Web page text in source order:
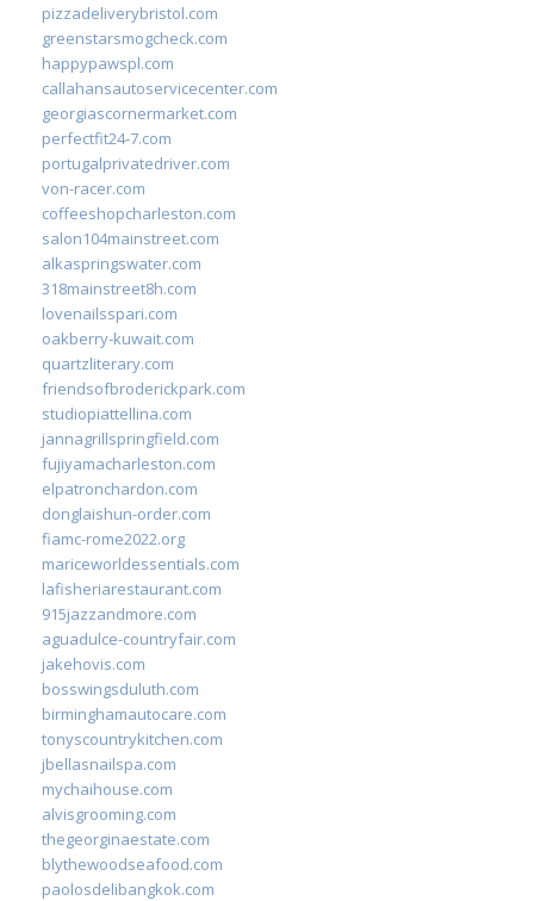
pizzadeliverybristol.com
greenstarsmogcheck.com
happypawspl.com
callahansautoservicecenter.com
georgiascornermarket.com
perfectfit24-7.com
portugalprivatedriver.com
von-racer.com
coffeeshopcharleston.com
salon104mainstreet.com
alkaspringswater.com
318mainstreet8h.com
lovenailsspari.com
oakberry-kuwait.com
quartzliterary.com
friendsofbroderickpark.com
studiopiattellina.com
jannagrillspringfield.com
fujiyamacharleston.com
elpatronchardon.com
donglaishun-order.com
fiamc-rome2022.org
mariceworldessentials.com
lafisheriarestaurant.com
915jazzandmore.com
aguadulce-countryfair.com
jakehovis.com
bosswingsduluth.com
birminghamautocare.com
tonyscountrykitchen.com
jbellasnailspa.com
mychaihouse.com
alvisgrooming.com
thegeorginaestate.com
blythewoodseafood.com
paolosdelibangkok.com